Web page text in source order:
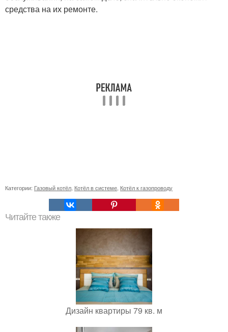
средства на их ремонте.
Категории: Газовый котёл, Котёл в системе, Котёл к газопроводу
Читайте также
Дизайн квартиры 79 кв. м